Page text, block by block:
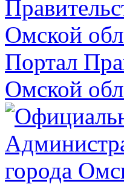
Портал
Омской